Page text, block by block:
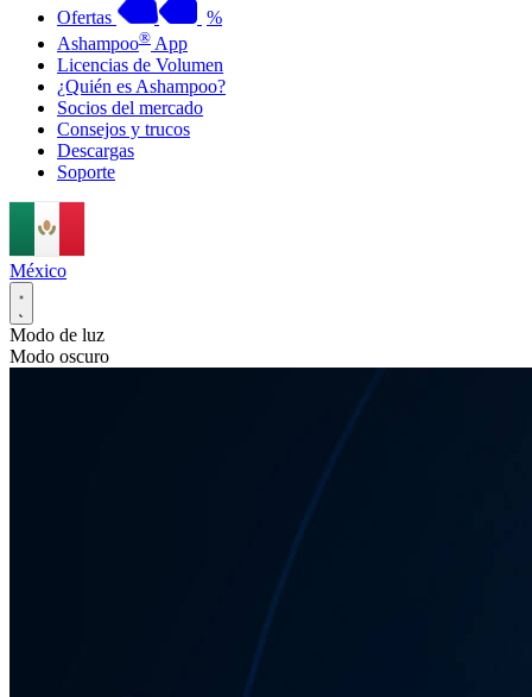
Ofertas
%
Ashampoo® App
Licencias de Volumen
¿Quién es Ashampoo?
Socios del mercado
Consejos y trucos
Descargas
Soporte
México
Modo de luz
Modo oscuro